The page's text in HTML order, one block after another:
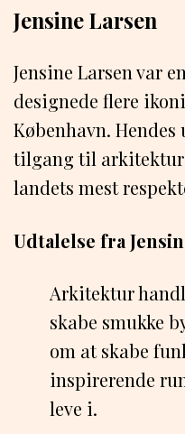
Jensine Larsen
Jensine Larsen var
designede flere
København.
tilgang til arkitektur
landets mest
Udtalelse fra
Arkitektur
skabe smukke
om at skabe
inspirerende
leve i.